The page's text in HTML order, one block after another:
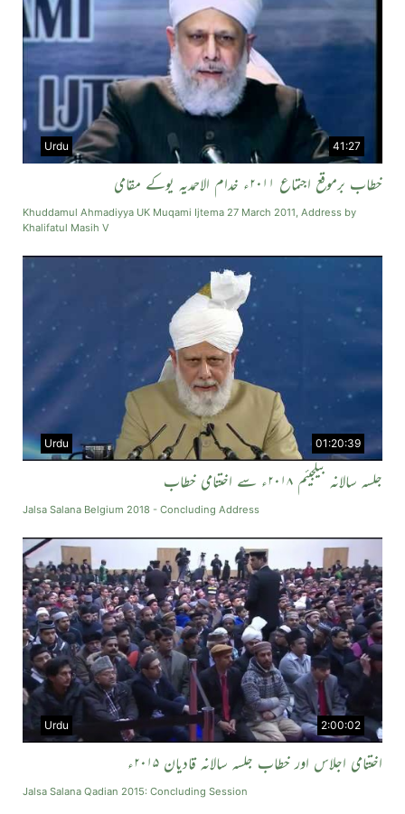
41:27
Urdu
خطاب برموقع اجتماع ۲۰۱۱ء خدام الاحمدیہ یوکے مقامی
Khuddamul Ahmadiyya UK Muqami Ijtema 27 March 2011, Address by
Khalifatul Masih V
01:20:39
Urdu
جلسہ سالانہ بیلجیئم ۲۰۱۸ء سے اختتامی خطاب
Jalsa Salana Belgium 2018 - Concluding Address
2:00:02
Urdu
اختتامی اجلاس اور خطاب جلسہ سالانہ قادیان ۲۰۱۵ء
Jalsa Salana Qadian 2015: Concluding Session